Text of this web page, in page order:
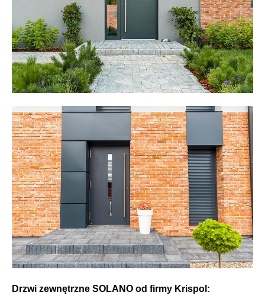
Drzwi zewnętrzne SOLANO od firmy Krispol: